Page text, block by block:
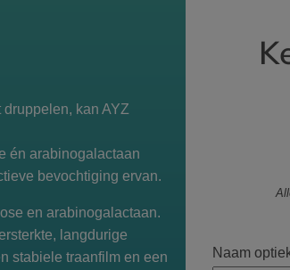
kan AYZ
én arabinogalactaan
bevochtiging ervan.
en arabinogalactaan.
langdurige
stabiele traanfilm en een
Naam